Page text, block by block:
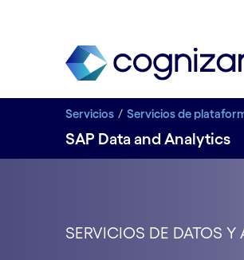
Servicios Servicios de
SAP Data and Analytics
SERVICIOS DE DATOS Y